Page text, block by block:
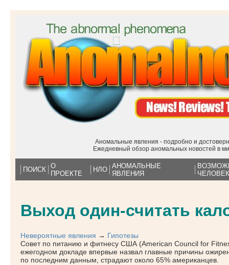
Аномальные явления - подробно и
Ежедневный обзор аномальных новостей в
ПОИСК О
ПРОЕКТЕ
НЛО АНОМАЛЬНЫЕ
ЯВЛЕНИЯ
Выход один-считать
Невероятные явления → Гипотезы
Совет по питанию и фитнесу США (American Council for
ежегодном докладе впервые назвал главные причины
по последним данным, страдают около 65% американцев.